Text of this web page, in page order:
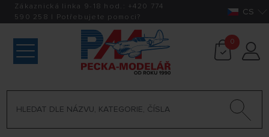
Zákaznická linka 9-18 hod.: +420 774
590 258 | Potřebujete pomoci? CS
0